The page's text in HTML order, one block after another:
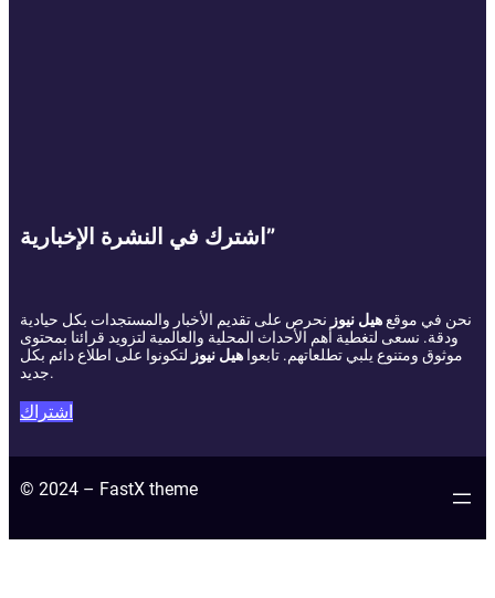
اشترك في النشرة الإخبارية”
نحن في موقعهيل نيوز نحرص على تقديم الأخبار والمستجدات بكل حيادية
ودقة. نسعى لتغطية أهم الأحداث المحلية والعالمية لتزويد قرائنا بمحتوى
موثوق ومتنوع يلبي تطلعاتهم. تابعوا هيل نيوز لتكونوا على اطلاع دائم بكل
جديد.
اشتراك
© 2024 – FastX theme